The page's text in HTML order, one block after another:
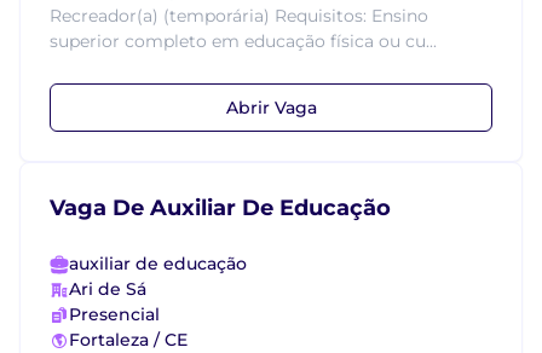
Recreador(a) (temporária) Requisitos: Ensino
superior completo em educação física ou cu...
Abrir Vaga
Vaga De Auxiliar De Educação
auxiliar de educação
Ari de Sá
Presencial
Fortaleza / CE